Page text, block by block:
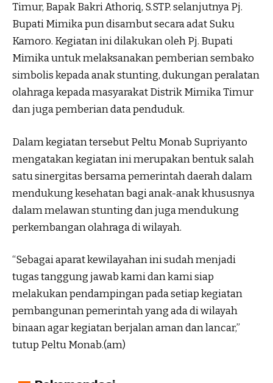
Timur, Bapak Bakri Athoriq, S.STP. selanjutnya Pj.
Bupati Mimika pun disambut secara adat Suku
Kamoro. Kegiatan ini dilakukan oleh Pj. Bupati
Mimika untuk melaksanakan pemberian sembako
simbolis kepada anak stunting, dukungan peralatan
olahraga kepada masyarakat Distrik Mimika Timur
dan juga pemberian data penduduk.
Dalam kegiatan tersebut Peltu Monab Supriyanto
mengatakan kegiatan ini merupakan bentuk salah
satu sinergitas bersama pemerintah daerah dalam
mendukung kesehatan bagi anak-anak khususnya
dalam melawan stunting dan juga mendukung
perkembangan olahraga di wilayah.
“Sebagai aparat kewilayahan ini sudah menjadi
tugas tanggung jawab kami dan kami siap
melakukan pendampingan pada setiap kegiatan
pembangunan pemerintah yang ada di wilayah
binaan agar kegiatan berjalan aman dan lancar,”
tutup Peltu Monab.(am)